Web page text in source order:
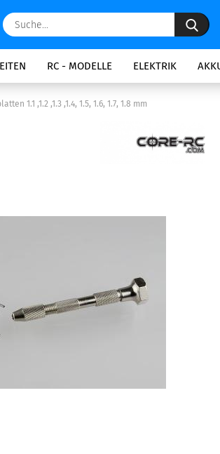
RC - MODELLE ELEKTRIK
1.1 ,1.2 ,1.3 ,1.4, 1.5, 1.6, 1.7, 1.8 mm